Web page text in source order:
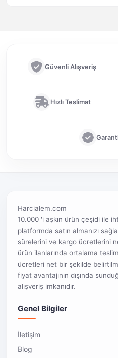
Güvenli Alışveriş
Hızlı Teslimat
Harcialem.com
10.000 'i aşkın ürün çeşidi ile
platformda satın almanızı
sürelerini ve kargo ücretlerini
ürün ilanlarında ortalama
ücretleri net bir şekilde
fiyat avantajının dışında
alışveriş imkanıdır.
Genel Bilgiler
İletişim
Blog